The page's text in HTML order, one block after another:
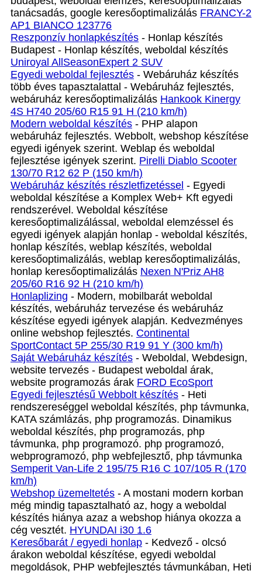
tanácsadás, google keresőoptimalizálás FRANCY-2
AP1 BIANCO 123776
Reszponzív honlapkészítés - Honlap készítés
Budapest - Honlap készítés, weboldal készítés
Uniroyal AllSeasonExpert 2 SUV
Egyedi weboldal fejlesztés - Webáruház készítés
több éves tapasztalattal - Webáruház fejlesztés,
webáruház keresőoptimalizálás Hankook Kinergy
4S H740 205/60 R15 91 H (210 km/h)
Modern weboldal készítés - PHP alapon
webáruház fejlesztés. Webbolt, webshop készítése
egyedi igények szerint. Weblap és weboldal
fejlesztése igények szerint. Pirelli Diablo Scooter
130/70 R12 62 P (150 km/h)
Webáruház készítés részletfizetéssel - Egyedi
weboldal készítése a Komplex Web+ Kft egyedi
rendszerével. Weboldal készítése
keresőoptimalizálással, weboldal elemzéssel és
egyedi igények alapján honlap - weboldal készítés,
honlap készítés, weblap készítés, weboldal
keresőoptimalizálás, weblap keresőoptimalizálás,
honlap keresőoptimalizálás Nexen N'Priz AH8
205/60 R16 92 H (210 km/h)
Honlaplizing - Modern, mobilbarát weboldal
készítés, webáruház tervezése és webáruház
készítése egyedi igények alapján. Kedvezményes
online webshop fejlesztés. Continental
SportContact 5P 255/30 R19 91 Y (300 km/h)
Saját Webáruház készítés - Weboldal, Webdesign,
website tervezés - Budapest weboldal árak,
website programozás árak FORD EcoSport
Egyedi fejlesztésű Webbolt készítés - Heti
rendszereséggel weboldal készítés, php távmunka,
KATA számlázás, php programozás. Dinamikus
weboldal készítés, php programozás, php
távmunka, php programozó. php programozó,
webprogramozó, php webfejlesztő, php távmunka
Semperit Van-Life 2 195/75 R16 C 107/105 R (170
km/h)
Webshop üzemeltetés - A mostani modern korban
még mindig tapasztalható az, hogy a weboldal
készítés hiánya azaz a webshop hiánya okozza a
cég vesztét. HYUNDAI i30 1.6
Keresőbarát / egyedi honlap‎ - Kedvező - olcsó
árakon weboldal készítése, egyedi weboldal
megoldások, PHP webfejlesztés távmunkában, Heti